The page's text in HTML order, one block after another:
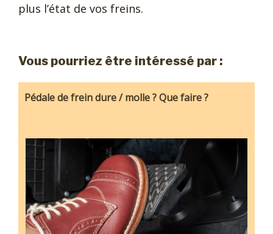
plus l’état de vos freins.
Vous pourriez être intéressé par :
Pédale de frein dure / molle ? Que faire ?